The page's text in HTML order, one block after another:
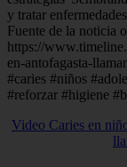
y tratar
Fuente de la noticia
https://
en-antofagasta-
#caries #niños
#reforzar #higiene
Video Caries en